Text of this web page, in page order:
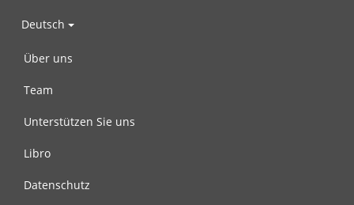
Deutsch
Über uns
Team
Unterstützen Sie uns
Libro
Datenschutz